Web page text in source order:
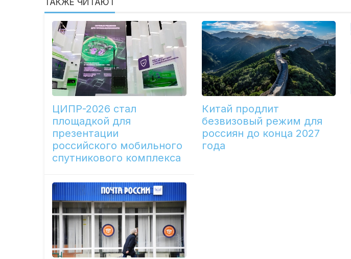
ТАКЖЕ ЧИТАЮТ
ЦИПР-2026 стал
площадкой для
презентации
российского мобильного
спутникового комплекса
Китай продлит
безвизовый режим для
россиян до конца 2027
года